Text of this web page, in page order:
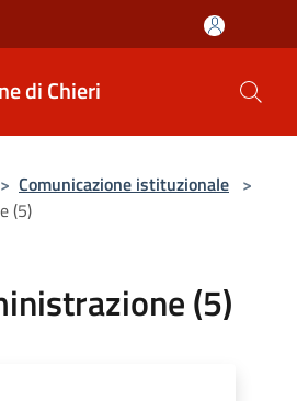
di Chieri
> Comunicazione istituzionale >
(5)
(5)